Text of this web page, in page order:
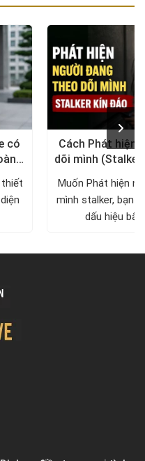
có
Cách Phát hiện
dõi mình
Muốn Phát hiện
mình stalker, bạn
dấu hiệu bất